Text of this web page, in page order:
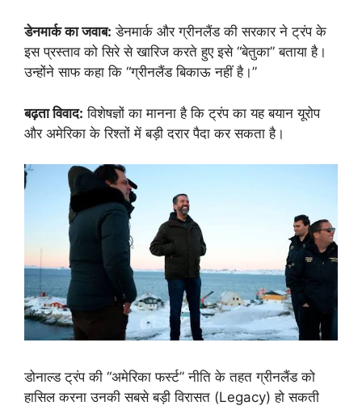
डेनमार्क का जवाब: डेनमार्क और ग्रीनलैंड की सरकार ने ट्रंप के
इस प्रस्ताव को सिरे से खारिज करते हुए इसे “बेतुका” बताया है।
उन्होंने साफ कहा कि “ग्रीनलैंड बिकाऊ नहीं है।”
बढ़ता विवाद: विशेषज्ञों का मानना है कि ट्रंप का यह बयान यूरोप
और अमेरिका के रिश्तों में बड़ी दरार पैदा कर सकता है।
डोनाल्ड ट्रंप की “अमेरिका फर्स्ट” नीति के तहत ग्रीनलैंड को
हासिल करना उनकी सबसे बड़ी विरासत (Legacy) हो सकती